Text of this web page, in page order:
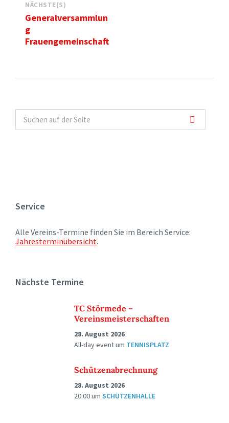
NÄCHSTE(S)
Generalversammlun
g
Frauengemeinschaft
Service
Alle Vereins-Termine finden Sie im Bereich Service:
Jahresterminübersicht.
Nächste Termine
TC Störmede –
Vereinsmeisterschaften
28. August 2026
All-day eventum TENNISPLATZ
Schützenabrechnung
28. August 2026
20:00um SCHÜTZENHALLE